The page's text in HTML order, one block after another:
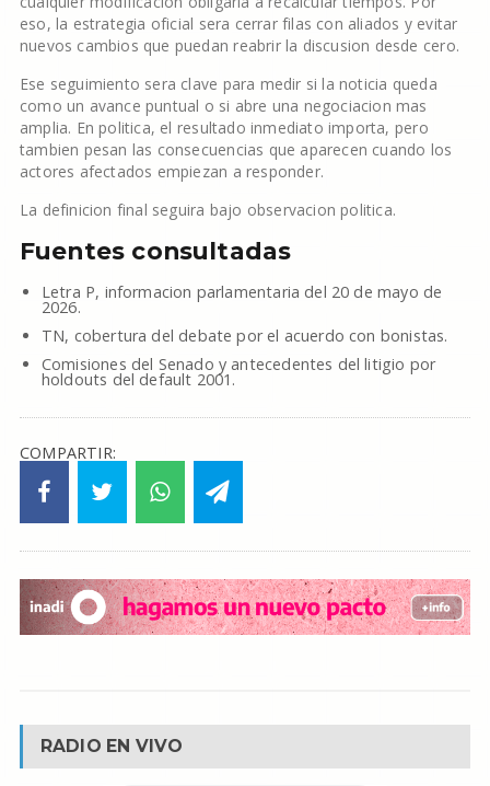
eso, la estrategia oficial sera cerrar filas con aliados y evitar
nuevos cambios que puedan reabrir la discusion desde cero.
Ese seguimiento sera clave para medir si la noticia queda
como un avance puntual o si abre una negociacion mas
amplia. En politica, el resultado inmediato importa, pero
tambien pesan las consecuencias que aparecen cuando los
actores afectados empiezan a responder.
La definicion final seguira bajo observacion politica.
Fuentes consultadas
Letra P, informacion parlamentaria del 20 de mayo de
2026.
TN, cobertura del debate por el acuerdo con bonistas.
Comisiones del Senado y antecedentes del litigio por
holdouts del default 2001.
COMPARTIR:
RADIO EN VIVO